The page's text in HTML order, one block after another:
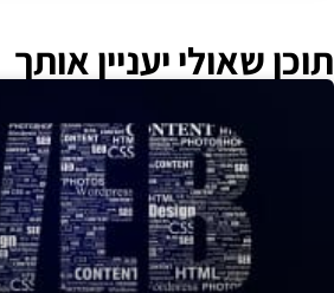
שאולי יעניין אותך